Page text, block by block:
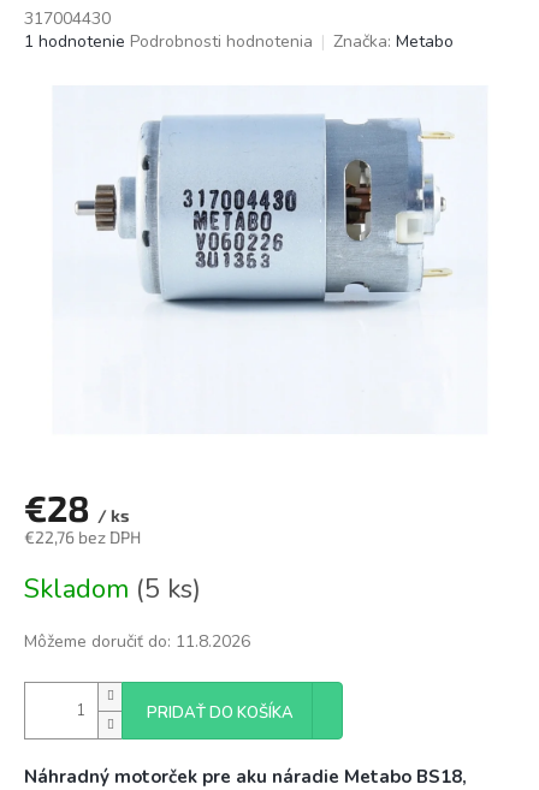
317004430
Priemerné
hviezdičiek.
1 hodnotenie Podrobnosti hodnotenia Značka: Metabo
€28 / ks
€22,76 bez DPH
cena:
Skladom (5 ks)
Môžeme doručiť do: 11.8.2026
PRIDAŤ DO KOŠÍKA
Náhradný motorček pre aku náradie Metabo BS18,